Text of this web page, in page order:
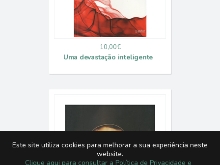
10,00€
Uma devastação inteligente
Este site utiliza cookies para melhorar a sua experiência neste
website.
Clique aqui para consultar a Política de Privacidade e